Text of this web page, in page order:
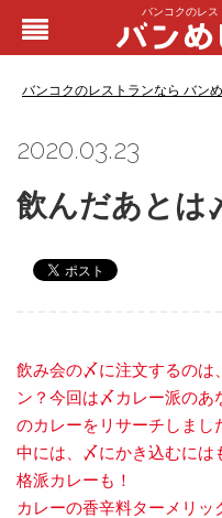
バンコクのレス
バンコクのレストランなら バン
2020.03.23
飲んだあとは
飲み会の〆に注文するのは
ン？今回は〆カレー派の
のカレーをリサーチしまし
中には、〆にかき込むには
格派カレーも！
カレーの香辛料ターメリ